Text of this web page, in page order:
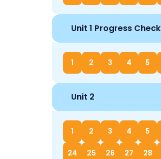
Unit 1 Progress Check
1 2 3 4 5
Unit 2
1 2 3 4 5
24 25 26 27 28